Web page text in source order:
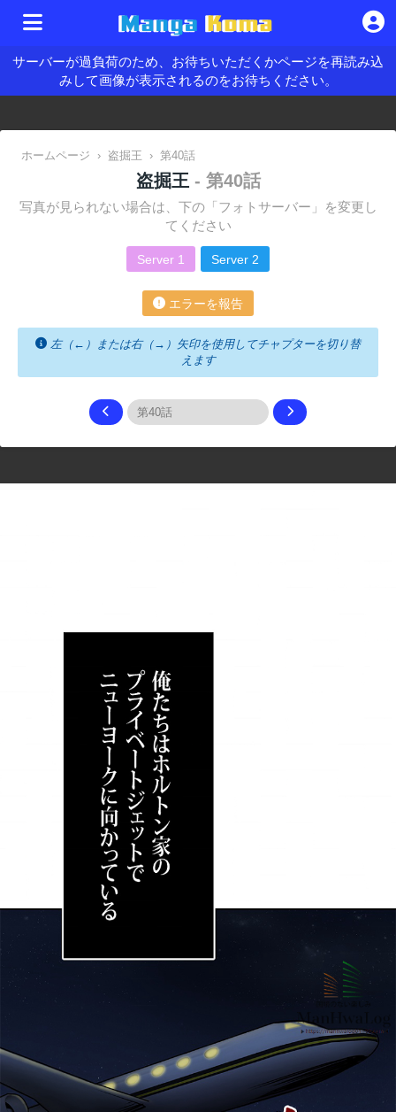
サーバーが過負荷のため、お待ちいただくかページを再読み込
みして画像が表示されるのをお待ちください。
ホームページ › 盗掘王 › 第40話
盗掘王 - 第40話
写真が見られない場合は、下の「フォトサーバー」を変更し
てください
Server 1 Server 2
エラーを報告
左（←）または右（→）矢印を使用してチャプターを切り替
えます